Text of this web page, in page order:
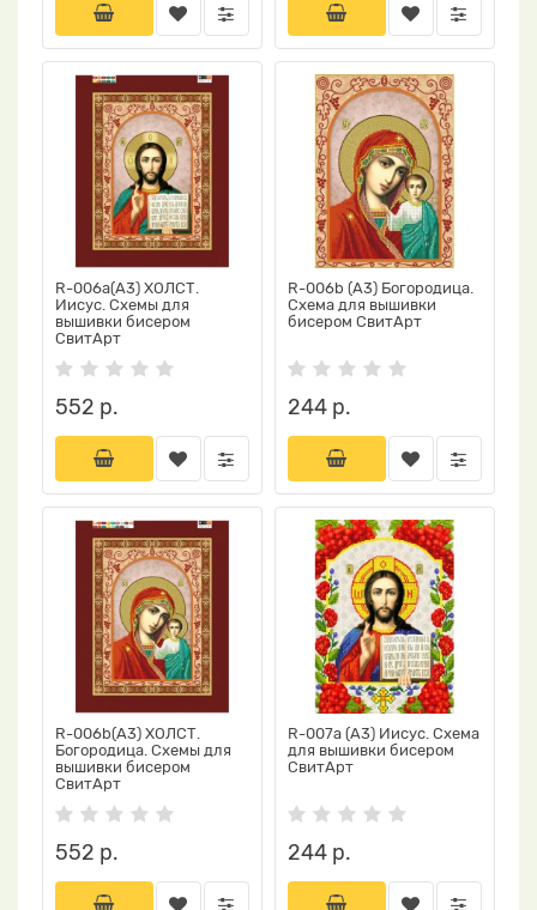
R-006a(А3) ХОЛСТ.
Иисус. Схемы для
вышивки бисером
СвитАрт
552 р.
R-006b (А3) Богородица.
Схема для вышивки
бисером СвитАрт
244 р.
R-006b(А3) ХОЛСТ.
Богородица. Схемы для
вышивки бисером
СвитАрт
552 р.
R-007a (А3) Иисус. Схема
для вышивки бисером
СвитАрт
244 р.